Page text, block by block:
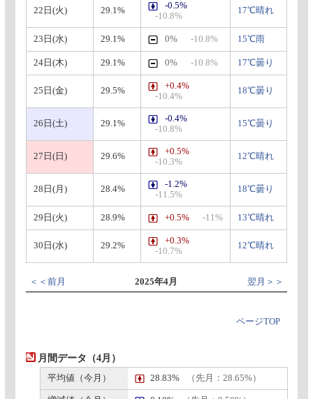
22日(火) 29.1%
-0.5%
-10.8%
17℃晴れ
23日(水) 29.1% 0% -10.8% 15℃雨
24日(木) 29.1% 0% -10.8% 17℃曇り
25日(金) 29.5%
+0.4%
-10.4%
18℃曇り
26日(土) 29.1%
-0.4%
-10.8%
15℃曇り
27日(日) 29.6%
+0.5%
-10.3%
12℃晴れ
28日(月) 28.4%
-1.2%
-11.5%
18℃曇り
29日(火) 28.9% +0.5% -11% 13℃晴れ
30日(水) 29.2%
+0.3%
-10.7%
12℃晴れ
＜＜前月 2025年4月 翌月＞＞
ページTOP
月間データ（4月）
平均値（今月） 28.83% （先月：28.65%）